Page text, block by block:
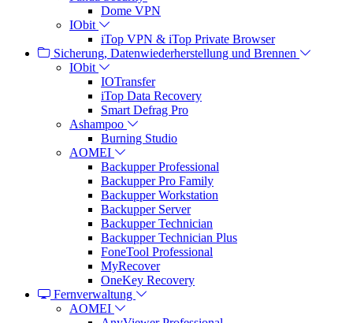
Dome VPN
IObit
iTop VPN & iTop Private Browser
Sicherung, Datenwiederherstellung und Brennen
IObit
IOTransfer
iTop Data Recovery
Smart Defrag Pro
Ashampoo
Burning Studio
AOMEI
Backupper Professional
Backupper Pro Family
Backupper Workstation
Backupper Server
Backupper Technician
Backupper Technician Plus
FoneTool Professional
MyRecover
OneKey Recovery
Fernverwaltung
AOMEI